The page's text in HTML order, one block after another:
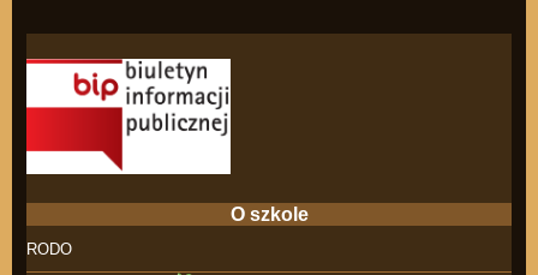
O szkole
RODO